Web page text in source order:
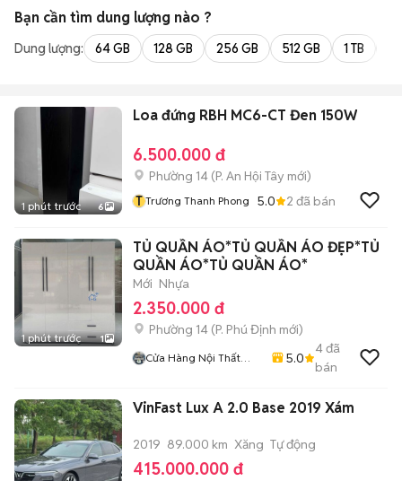
Bạn cần tìm dung lượng nào ?
Dung lượng: 64 GB 128 GB 256 GB 512 GB 1 TB
1 phút trước 6
Loa đứng RBH MC6-CT Đen 150W
6.500.000 đ
Phường 14 (P. An Hội Tây mới)
T Trương Thanh Phong 5.0 2 đã bán
1 phút trước 1
TỦ QUẦN ÁO*TỦ QUẦN ÁO ĐẸP*TỦ
QUẦN ÁO*TỦ QUẦN ÁO*
Mới Nhựa
2.350.000 đ
Phường 14 (P. Phú Định mới)
Cửa Hàng Nội Thất
5.0
4đã
bán
VinFast Lux A 2.0 Base 2019 Xám
2019 89.000 km Xăng Tự động
415.000.000 đ